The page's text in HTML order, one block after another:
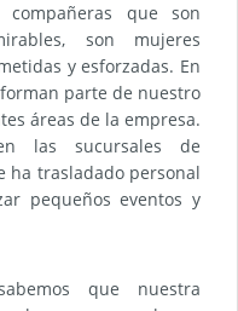
que son
son mujeres
y esforzadas. En
parte de nuestro
áreas de la empresa.
las sucursales de
ha trasladado personal
pequeños eventos y
que nuestra